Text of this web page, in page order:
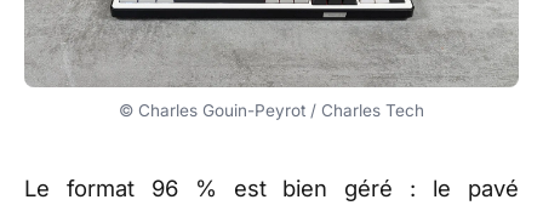
© Charles Gouin-Peyrot / Charles Tech
Le format 96 % est bien géré : le pavé